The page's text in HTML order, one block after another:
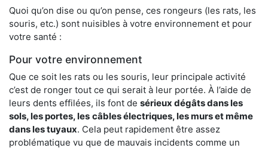
Quoi qu’on dise ou qu’on pense, ces rongeurs (les rats, les
souris, etc.) sont nuisibles à votre environnement et pour
votre santé :
Pour votre environnement
Que ce soit les rats ou les souris, leur principale activité
c’est de ronger tout ce qui serait à leur portée. À l’aide de
leurs dents effilées, ils font de sérieux dégâts dans les
sols, les portes, les câbles électriques, les murs et même
dans les tuyaux. Cela peut rapidement être assez
problématique vu que de mauvais incidents comme un